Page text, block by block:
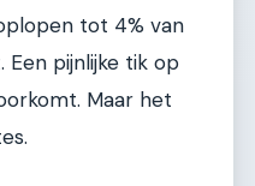
tot 4% van
Een pijnlijke tik op
Maar het